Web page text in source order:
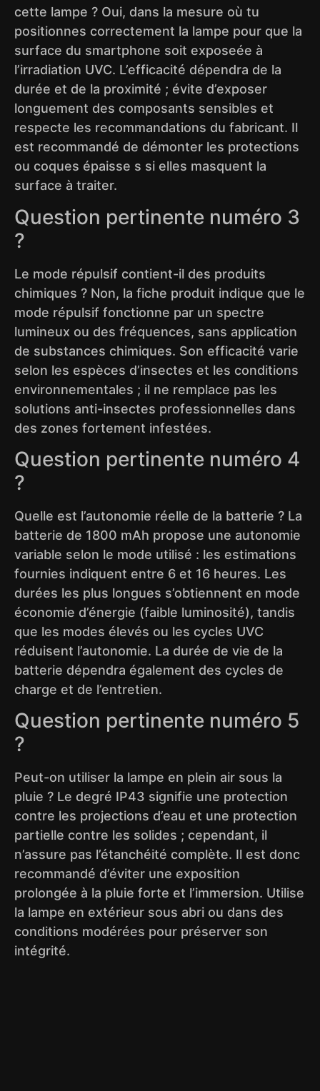
cette lampe ? Oui, dans la mesure où tu
positionnes correctement la lampe pour que la
surface du smartphone soit exposeée à
l’irradiation UVC. L’efficacité dépendra de la
durée et de la proximité ; évite d’exposer
longuement des composants sensibles et
respecte les recommandations du fabricant. Il
est recommandé de démonter les protections
ou coques épaisse s si elles masquent la
surface à traiter.
Question pertinente numéro 3
?
Le mode répulsif contient-il des produits
chimiques ? Non, la fiche produit indique que le
mode répulsif fonctionne par un spectre
lumineux ou des fréquences, sans application
de substances chimiques. Son efficacité varie
selon les espèces d’insectes et les conditions
environnementales ; il ne remplace pas les
solutions anti-insectes professionnelles dans
des zones fortement infestées.
Question pertinente numéro 4
?
Quelle est l’autonomie réelle de la batterie ? La
batterie de 1800 mAh propose une autonomie
variable selon le mode utilisé : les estimations
fournies indiquent entre 6 et 16 heures. Les
durées les plus longues s’obtiennent en mode
économie d’énergie (faible luminosité), tandis
que les modes élevés ou les cycles UVC
réduisent l’autonomie. La durée de vie de la
batterie dépendra également des cycles de
charge et de l’entretien.
Question pertinente numéro 5
?
Peut-on utiliser la lampe en plein air sous la
pluie ? Le degré IP43 signifie une protection
contre les projections d’eau et une protection
partielle contre les solides ; cependant, il
n’assure pas l’étanchéité complète. Il est donc
recommandé d’éviter une exposition
prolongée à la pluie forte et l’immersion. Utilise
la lampe en extérieur sous abri ou dans des
conditions modérées pour préserver son
intégrité.